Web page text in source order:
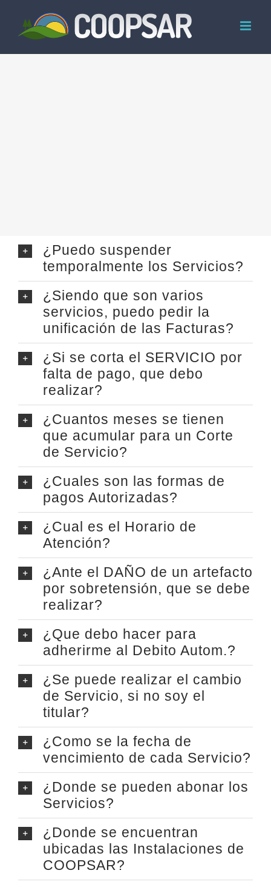
content
¿Puedo suspender
temporalmente los Servicios?
¿Siendo que son varios
servicios, puedo pedir la
unificación de las Facturas?
¿Si se corta el SERVICIO por
falta de pago, que debo
realizar?
¿Cuantos meses se tienen
que acumular para un Corte
de Servicio?
¿Cuales son las formas de
pagos Autorizadas?
¿Cual es el Horario de
Atención?
¿Ante el DAÑO de un artefacto
por sobretensión, que se debe
realizar?
¿Que debo hacer para
adherirme al Debito Autom.?
¿Se puede realizar el cambio
de Servicio, si no soy el
titular?
¿Como se la fecha de
vencimiento de cada Servicio?
¿Donde se pueden abonar los
Servicios?
¿Donde se encuentran
ubicadas las Instalaciones de
COOPSAR?